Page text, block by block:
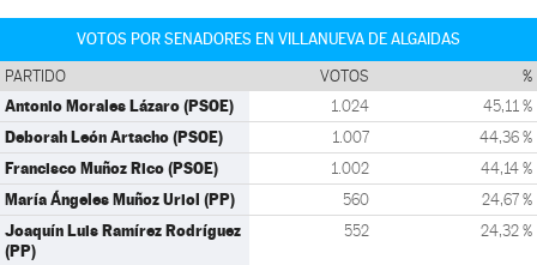
VOTOS POR SENADORES EN VILLANUEVA DE ALGAIDAS
PARTIDO VOTOS %
Antonio Morales Lázaro (PSOE) 1.024 45,11 %
Deborah León Artacho (PSOE) 1.007 44,36 %
Francisco Muñoz Rico (PSOE) 1.002 44,14 %
María Ángeles Muñoz Uriol (PP) 560 24,67 %
Joaquín Luis Ramírez Rodríguez
(PP)
552 24,32 %